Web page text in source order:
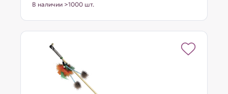
В наличии >1000 шт.